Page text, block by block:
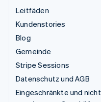
Leitfäden
Kundenstories
Blog
Gemeinde
Stripe Sessions
Datenschutz und AGB
Eingeschränkte und nicht